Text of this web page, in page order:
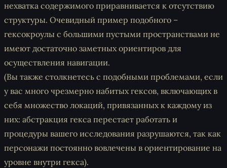
нехватка содержимого приравнивается к отсутствию
структуры. Очевидный пример подобного –
гексокроулы с большими пустыми пространствами не
имеют достаточно заметных ориентиров для
осуществления навигации.
(Вы также столкнетесь с подобными проблемами, если
у вас много чрезмерно набитых гексов, включающих в
себя множество локаций, привязанных к каждому из
них: абстракция гекса перестает работать и
процедуры вашего исследования разрушаются, так как
персонажи постоянно вовлечены в ориентирование на
уровне внутри гекса).